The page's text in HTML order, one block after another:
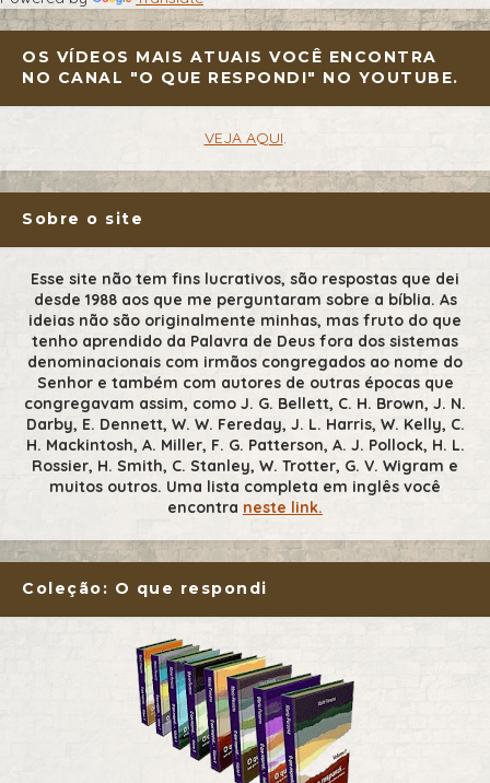
OS VÍDEOS MAIS ATUAIS VOCÊ ENCONTRA
NO CANAL "O QUE RESPONDI" NO YOUTUBE.
VEJA AQUI.
Sobre o site
Esse site não tem fins lucrativos, são respostas que dei
desde 1988 aos que me perguntaram sobre a bíblia. As
ideias não são originalmente minhas, mas fruto do que
tenho aprendido da Palavra de Deus fora dos sistemas
denominacionais com irmãos congregados ao nome do
Senhor e também com autores de outras épocas que
congregavam assim, como J. G. Bellett, C. H. Brown, J. N.
Darby, E. Dennett, W. W. Fereday, J. L. Harris, W. Kelly, C.
H. Mackintosh, A. Miller, F. G. Patterson, A. J. Pollock, H. L.
Rossier, H. Smith, C. Stanley, W. Trotter, G. V. Wigram e
muitos outros. Uma lista completa em inglês você
encontra neste link.
Coleção: O que respondi